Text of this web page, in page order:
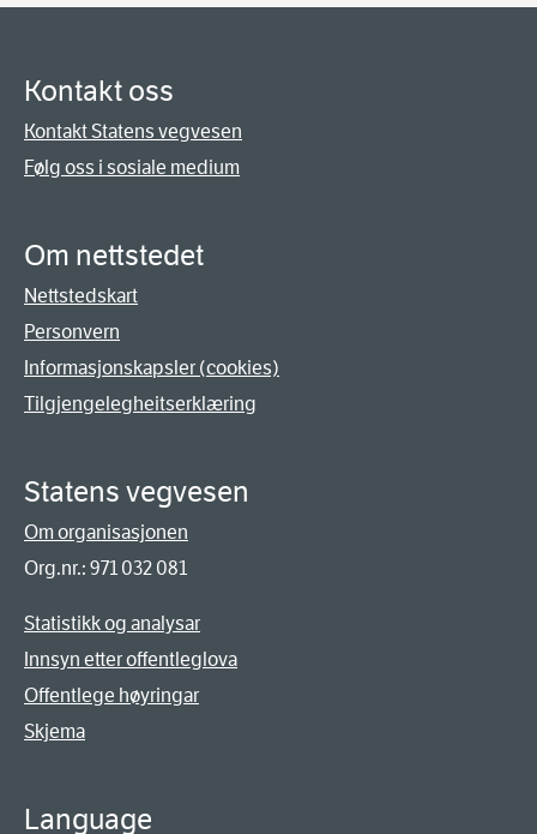
Kontakt oss
Kontakt Statens vegvesen
Følg oss i sosiale medium
Om nettstedet
Nettstedskart
Personvern
Informasjonskapsler (cookies)
Tilgjengelegheitserklæring
Statens vegvesen
Om organisasjonen
Org.nr.: 971 032 081
Statistikk og analysar
Innsyn etter offentleglova
Offentlege høyringar
Skjema
Language